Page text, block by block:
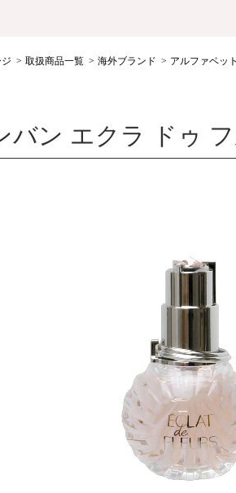
取扱商品一覧 海外ブランド アルファベッ
バン エクラ ドゥ